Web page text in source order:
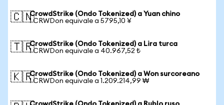
🇨🇳CrowdStrike (Ondo Tokenized) a Yuan chino
1 CRWDon equivale a 5795,10 ¥
🇹🇷CrowdStrike (Ondo Tokenized) a Lira turca
1 CRWDon equivale a 40.967,52 ₺
🇰🇷CrowdStrike (Ondo Tokenized) a Won surcoreano
1 CRWDon equivale a 1.209.214,99 ₩